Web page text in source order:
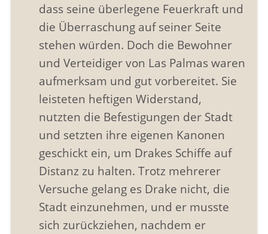
dass seine überlegene Feuerkraft und
die Überraschung auf seiner Seite
stehen würden. Doch die Bewohner
und Verteidiger von Las Palmas waren
aufmerksam und gut vorbereitet. Sie
leisteten heftigen Widerstand,
nutzten die Befestigungen der Stadt
und setzten ihre eigenen Kanonen
geschickt ein, um Drakes Schiffe auf
Distanz zu halten. Trotz mehrerer
Versuche gelang es Drake nicht, die
Stadt einzunehmen, und er musste
sich zurückziehen, nachdem er